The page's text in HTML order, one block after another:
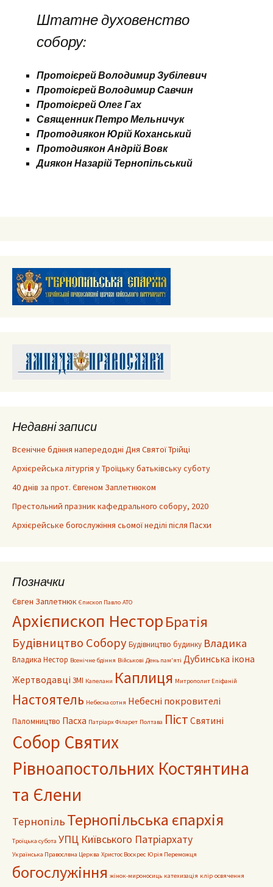
Штатне духовенство
собору:
Протоієрей Володимир Зубілевич
Протоієрей Володимир Савчин
Протоієрей Олег Гах
Священник Петро Мельничук
Протодиякон Юрій Коханський
Протодиякон Андрій Вовк
Диякон Назарій Тернопільський
Недавні записи
Всенічне бдіння напередодні Дня Святої Трійці
Архієрейська літургія у Троїцьку батьківську суботу
40 днів за прот. Євгеном Заплетнюком
Престольний празник кафедрального собору, 2020
Архієрейське богослужіння сьомої неділі після Пасхи
Позначки
Євген Заплетнюк Єпископ Павло АТО
Архієпископ Нестор Братія
Будівництво Собору Будівництво будинку Владика
Владика Нестор Всенічне бдіння Військові День пам'яті Дубинська ікона
Жертводавці ЗМІ Капелани Каплиця Митрополит Епіфаній
Настоятель Небесна сотня Небесні покровителі
Паломництво Пасха Патріарх Філарет Полтава Піст Святині
Собор Святих
Рівноапостольних Костянтина
та Єлени
Тернопіль Тернопільська єпархія
Троїцька субота УПЦ Київського Патріархату
Українська Правослвна Церква Христос Воскрес Юрія Переможця
богослужіння жінок-мироносиць катехизація клір освячення